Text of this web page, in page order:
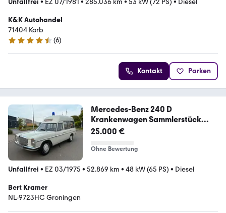
Unfallfrei • EZ 07/1981 • 285.036 km • 53 kW (72 PS) • Diesel
K&K Autohandel
71404 Korb
4.3 Sterne
(6)
Kontakt Parken
Mercedes-Benz 240 D
Krankenwagen Sammlerstück
W115
25.000 €
Ohne Bewertung
Unfallfrei • EZ 03/1975 • 52.869 km • 48 kW (65 PS) • Diesel
Bert Kramer
NL-9723HC Groningen